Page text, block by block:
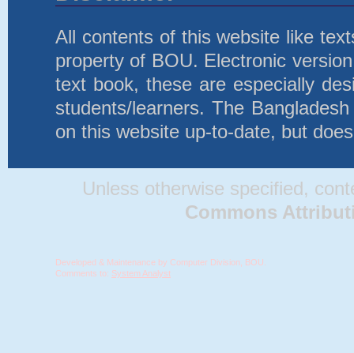
All contents of this website like
property of BOU. Electronic
text book, these are especially
students/learners. The
on this website up-to-date, but
Unless otherwise specified,
Commons
Developed & Maintenance by Computer Division, BOU.
Comments to: System Analyst